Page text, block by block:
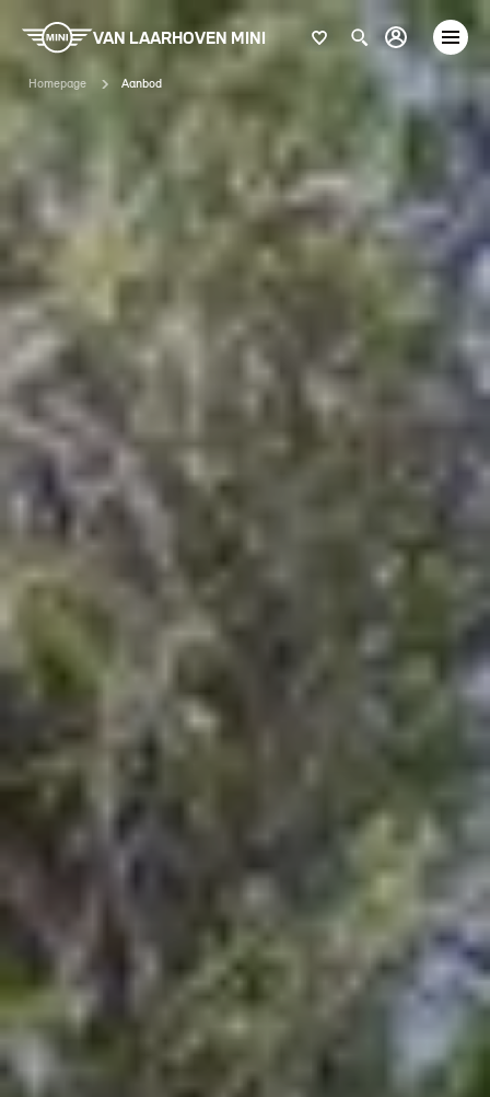
VAN LAARHOVEN MINI
Homepage Aanbod